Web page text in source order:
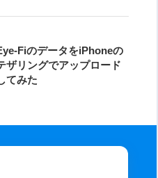
FiのデータをiPhoneの
ザリングでアップロード
てみた